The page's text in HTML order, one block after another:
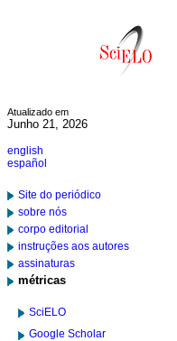
Atualizado em
Junho 21, 2026
english
español
Site do periódico
sobre nós
corpo editorial
instruções aos autores
assinaturas
métricas
SciELO
Google Scholar